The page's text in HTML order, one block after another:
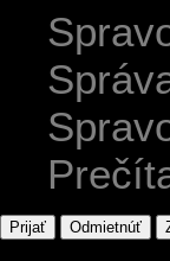
Prijať Odmietnúť